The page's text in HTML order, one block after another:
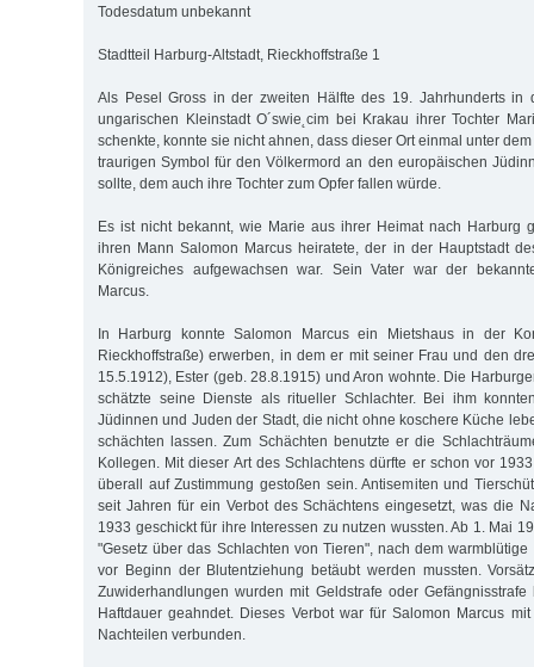
Todesdatum unbekannt
Stadtteil Harburg-Altstadt, Rieckhoffstraße 1
Als Pesel Gross in der zweiten Hälfte des 19. Jahrhunderts in
ungarischen Kleinstadt O´swie˛cim bei Krakau ihrer Tochter
schenkte, konnte sie nicht ahnen, dass dieser Ort einmal unter
traurigen Symbol für den Völkermord an den europäischen
sollte, dem auch ihre Tochter zum Opfer fallen würde.
Es ist nicht bekannt, wie Marie aus ihrer Heimat nach Harburg
ihren Mann Salomon Marcus heiratete, der in der Hauptstadt
Königreiches aufgewachsen war. Sein Vater war der
Marcus.
In Harburg konnte Salomon Marcus ein Mietshaus in der
Rieckhoffstraße) erwerben, in dem er mit seiner Frau und den
15.5.1912), Ester (geb. 28.8.1915) und Aron wohnte. Die
schätzte seine Dienste als ritueller Schlachter. Bei ihm
Jüdinnen und Juden der Stadt, die nicht ohne koschere Küche
schächten lassen. Zum Schäch­ten benutzte er die
Kollegen. Mit dieser Art des Schlachtens dürfte er schon vor
überall auf Zustimmung ge­stoßen sein. Antisemiten und
seit Jahren für ein Verbot des Schächtens eingesetzt, was die
1933 geschickt für ihre Interessen zu nutzen wussten. Ab 1. Mai
"Gesetz über das Schlachten von Tieren", nach dem
vor Beginn der Blutentziehung betäubt werden mussten.
Zuwiderhandlungen wurden mit Geldstrafe oder
Haftdauer geahndet. Dieses Verbot war für Salomon Marcus
Nachteilen verbunden.